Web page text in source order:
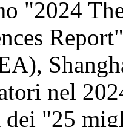
"2024
nel
"25